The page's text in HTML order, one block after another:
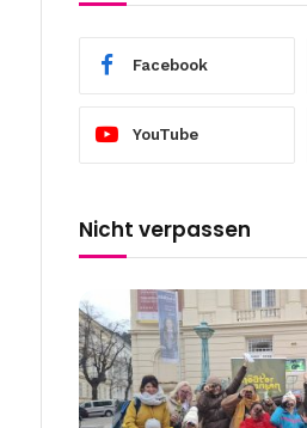
Facebook
YouTube
Nicht verpassen